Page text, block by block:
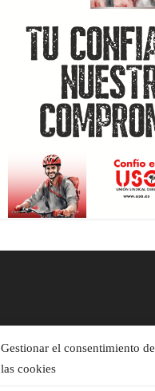
Gestionar el consentimiento de
las cookies